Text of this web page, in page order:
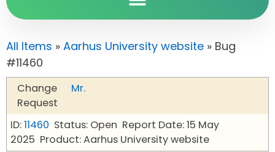
All Items » Aarhus University website » Bug
#11460
Change
Request
Mr.
ID:11460 Status: Open Report Date: 15 May
2025 Product: Aarhus University website